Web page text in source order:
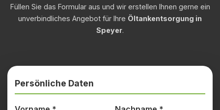
Füllen Sie das Formular aus und wir erstellen Ihnen gerne ein
unverbindliches Angebot für Ihre Öltankentsorgung in
Speyer.
Persönliche Daten